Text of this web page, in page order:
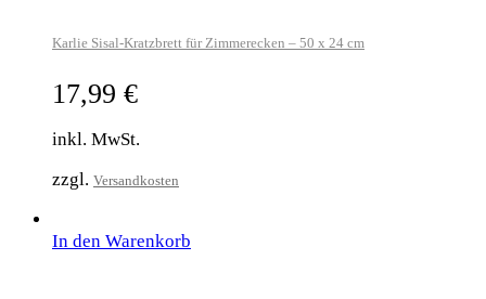
Karlie Sisal-Kratzbrett für Zimmerecken – 50 x 24 cm
17,99 €
inkl. MwSt.
zzgl. Versandkosten
In den Warenkorb